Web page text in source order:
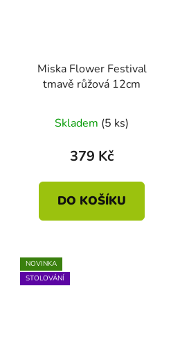
Miska Flower Festival
tmavě růžová 12cm
Skladem (5 ks)
379 Kč
DO KOŠÍKU
NOVINKA
STOLOVÁNÍ